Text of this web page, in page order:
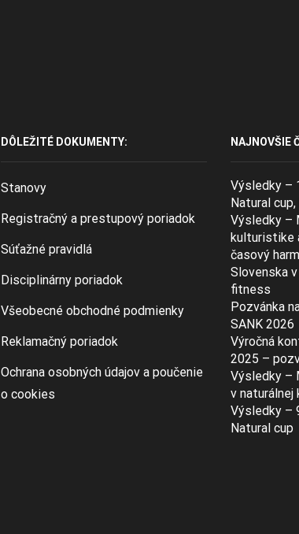
DÔLEŽITÉ DOKUMENTY:
Stanovy
Registračný a prestupový poriadok
Súťažné pravidlá
Disciplinárny poriadok
Všeobecné obchodné podmienky
Reklamačný poriadok
Ochrana osobných údajov a poučenie
o cookies
NAJNOVŠIE
Výsledky –
Natural
Výsledky –
kulturistike
časový
Slovenska
fitness
Pozvánka
SANK 2026
Výročná
2025 –
Výsledky –
v
Výsledky –
Natural cup